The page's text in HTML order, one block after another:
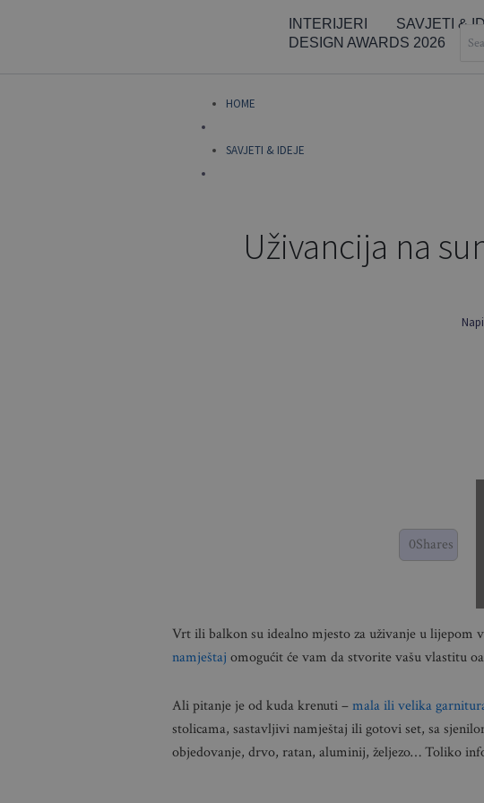
INTERIJERI SAVJETI &
DESIGN AWARDS 2026
HOME
SAVJETI & IDEJE
Uživancija na
0Shares
Vrt ili balkon su idealno mjesto za uživanje u lijepom
namještaj omogućit će vam da stvorite vašu vlastitu
Ali pitanje je od kuda krenuti –mala ili velika
stolicama, sastavljivi namještaj ili gotovi set, sa
objedovanje, drvo, ratan, aluminij, željezo… Toliko